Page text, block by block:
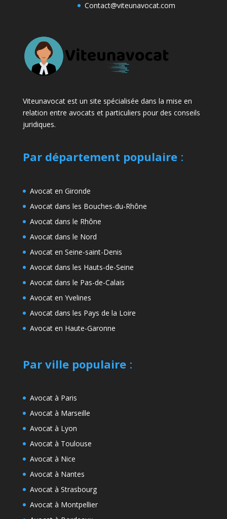
Contact@viteunavocat.com
Viteunavocat est un site spécialisée dans la mise en
relation entre avocats et particuliers pour des conseils
juridiques.
Par département populaire:
Avocat en Gironde
Avocat dans les Bouches-du-Rhône
Avocat dans le Rhône
Avocat dans le Nord
Avocat en Seine-saint-Denis
Avocat dans les Hauts-de-Seine
Avocat dans le Pas-de-Calais
Avocat en Yvelines
Avocat dans les Pays de la Loire
Avocat en Haute-Garonne
Par ville populaire:
Avocat à Paris
Avocat à Marseille
Avocat à Lyon
Avocat à Toulouse
Avocat à Nice
Avocat à Nantes
Avocat à Strasbourg
Avocat à Montpellier